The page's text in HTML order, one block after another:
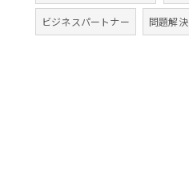
ビジネスパートナー 問題解決